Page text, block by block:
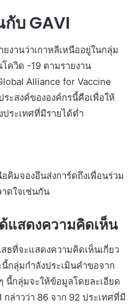
บ GAVI
งานว่าเกาหลีเหนืออยู่ในกลุ่ม
ควิด -19 ตามรายงาน
Alliance for Vaccine
ะสงค์ขององค์กรนี้คือเพื่อให้
ระเทศที่มีรายได้ต่ำ
คิมจองอึนส่งการ์ดถึงเพื่อนร่วม
ดใจเช่นกัน
แสดงความคิดเห็น
ธที่จะแสดงความคิดเห็นเกี่ยว
กลุ่มกำลังประเมินคำขอจาก
นี้กลุ่มจะให้ข้อมูลโดยละเอียด
ล่าวว่า 86 จาก 92 ประเทศที่มี